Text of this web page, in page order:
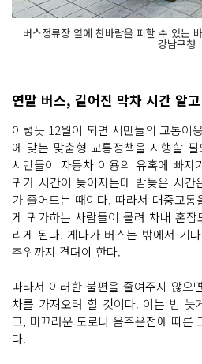
버스정류장 옆에 찬바람을 피할 수 있는
강남구청
연말 버스, 길어진 막차 시간 알
이렇듯 12월이 되면 시민들의 교통이
에 맞는 맞춤형 교통정책을 시행할
시민들이 자동차 이용의 유혹에 빠
귀가 시간이 늦어지는데 밤늦은 시간
가 줄어드는 때이다. 따라서 대중교
게 귀가하는 사람들이 몰려 차내 혼
리게 된다. 게다가 버스는 밖에서 기
추위까지 견뎌야 한다.
따라서 이러한 불편을 줄여주지 않으
차를 가져오려 할 것이다. 이는 밤 늦
고, 미끄러운 도로나 음주운전에 따른
다.